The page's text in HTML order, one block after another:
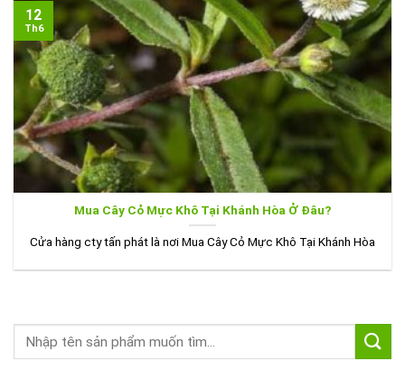
Mua Cây Cỏ Mực Khô Tại Khánh Hòa Ở Đâu?
Cửa hàng cty tấn phát là nơi Mua Cây Cỏ Mực Khô Tại Khánh Hòa
12
Th6